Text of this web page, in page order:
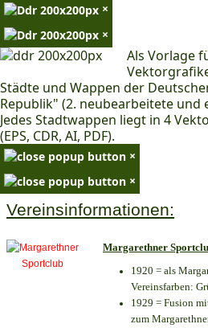
×
×
Als Vorlage
Städte und Wappen der
Republik" (2. neubearbeitete und
Jedes Stadtwappen liegt in 4
(EPS, CDR, AI, PDF).
×
×
Vereinsinformationen:
Margarethner
1920 = als
Vereinsfarben:
1929 = Fusion
zum